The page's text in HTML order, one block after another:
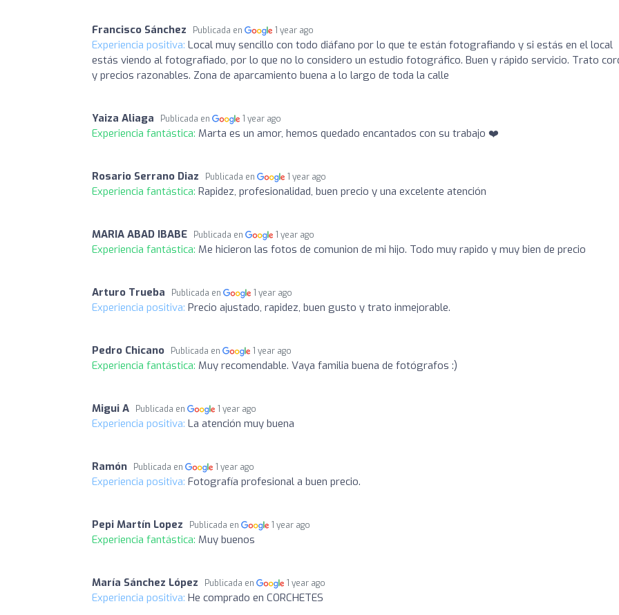
Francisco Sánchez Publicada en 1 year ago
Experiencia positiva: Local muy sencillo con todo diáfano por lo que te están fotografiando y si estás en el local
estás viendo al fotografiado, por lo que no lo considero un estudio fotográfico. Buen y rápido servicio. Trato
y precios razonables. Zona de aparcamiento buena a lo largo de toda la calle
Yaiza Aliaga Publicada en 1 year ago
Experiencia fantástica: Marta es un amor, hemos quedado encantados con su trabajo ❤️
Rosario Serrano Diaz Publicada en 1 year ago
Experiencia fantástica: Rapidez, profesionalidad, buen precio y una excelente atención
MARIA ABAD IBABE Publicada en 1 year ago
Experiencia fantástica: Me hicieron las fotos de comunion de mi hijo. Todo muy rapido y muy bien de precio
Arturo Trueba Publicada en 1 year ago
Experiencia positiva: Precio ajustado, rapidez, buen gusto y trato inmejorable.
Pedro Chicano Publicada en 1 year ago
Experiencia fantástica: Muy recomendable. Vaya familia buena de fotógrafos :)
Migui A Publicada en 1 year ago
Experiencia positiva: La atención muy buena
Ramón Publicada en 1 year ago
Experiencia positiva: Fotografía profesional a buen precio.
Pepi Martín Lopez Publicada en 1 year ago
Experiencia fantástica: Muy buenos
María Sánchez López Publicada en 1 year ago
Experiencia positiva: He comprado en CORCHETES